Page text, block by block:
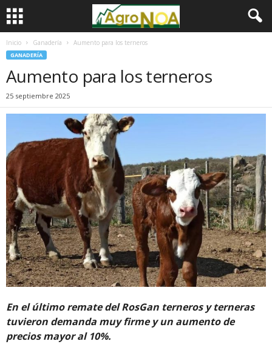
Inicio Ganadería Aumento para los terneros
GANADERÍA
Aumento para los terneros
25 septiembre 2025
En el último remate del RosGan terneros y terneras
tuvieron demanda muy firme y un aumento de
precios mayor al 10%.